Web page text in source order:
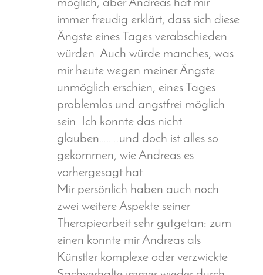
möglich, aber Andreas hat mir
immer freudig erklärt, dass sich diese
Ängste eines Tages verabschieden
würden. Auch würde manches, was
mir heute wegen meiner Ängste
unmöglich erschien, eines Tages
problemlos und angstfrei möglich
sein. Ich konnte das nicht
glauben……..und doch ist alles so
gekommen, wie Andreas es
vorhergesagt hat.
Mir persönlich haben auch noch
zwei weitere Aspekte seiner
Therapiearbeit sehr gutgetan: zum
einen konnte mir Andreas als
Künstler komplexe oder verzwickte